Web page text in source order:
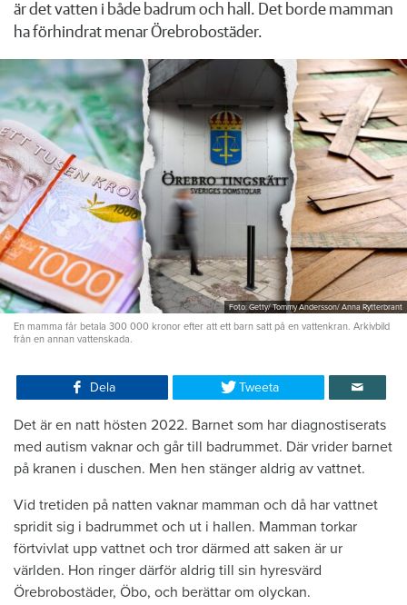
är det vatten i både badrum och hall. Det borde mamman
ha förhindrat menar Örebrobostäder.
Foto: Getty/ Tommy Andersson/ Anna Rytterbrant
En mamma får betala 300 000 kronor efter att ett barn satt på en vattenkran. Arkivbild
från en annan vattenskada.
Dela Tweeta
Det är en natt hösten 2022. Barnet som har diagnostiserats
med autism vaknar och går till badrummet. Där vrider barnet
på kranen i duschen. Men hen stänger aldrig av vattnet.
Vid tretiden på natten vaknar mamman och då har vattnet
spridit sig i badrummet och ut i hallen. Mamman torkar
förtvivlat upp vattnet och tror därmed att saken är ur
världen. Hon ringer därför aldrig till sin hyresvärd
Örebrobostäder, Öbo, och berättar om olyckan.